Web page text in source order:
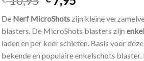
De Nerf MicroShots zijn kleine
blasters. De MicroShots blasters zijn
laden en per keer schieten. Basis voor
bekende en populaire enkelschots